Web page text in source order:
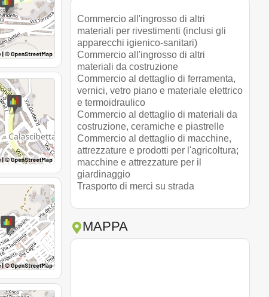
Commercio all'ingrosso di altri
materiali per rivestimenti (inclusi gli
apparecchi igienico-sanitari)
Commercio all'ingrosso di altri
materiali da costruzione
Commercio al dettaglio di ferramenta,
vernici, vetro piano e materiale elettrico
e termoidraulico
Commercio al dettaglio di materiali da
costruzione, ceramiche e piastrelle
Commercio al dettaglio di macchine,
attrezzature e prodotti per l'agricoltura;
macchine e attrezzature per il
giardinaggio
Trasporto di merci su strada
MAPPA